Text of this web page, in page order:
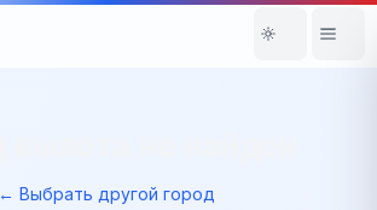
← Выбрать другой город